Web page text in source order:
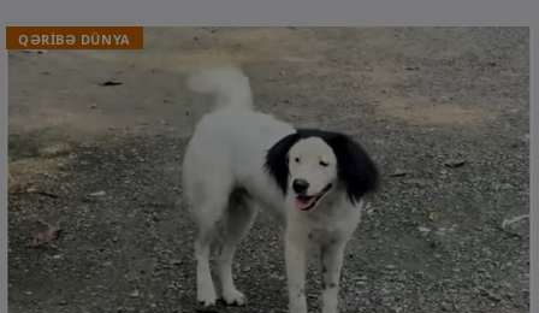
QƏRİBƏ DÜNYA